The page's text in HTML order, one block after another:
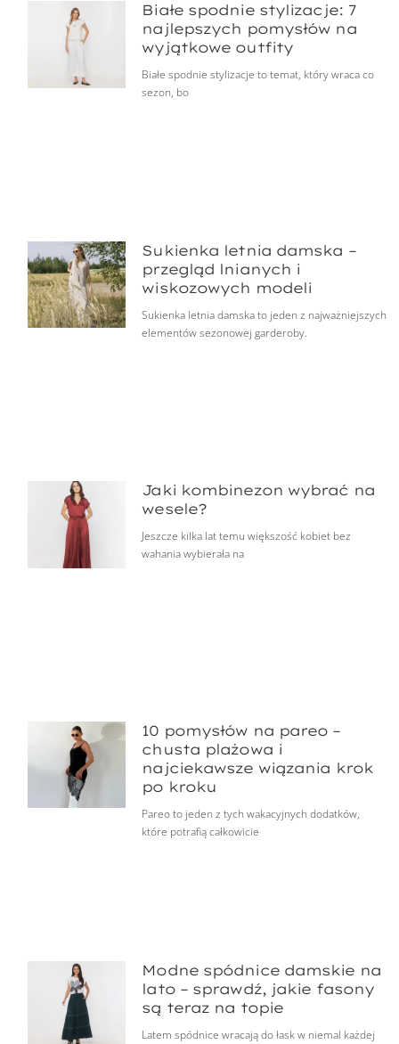
Białe spodnie stylizacje: 7
najlepszych pomysłów na
wyjątkowe outfity
Białe spodnie stylizacje to temat, który wraca co
sezon, bo
Sukienka letnia damska –
przegląd lnianych i
wiskozowych modeli
Sukienka letnia damska to jeden z najważniejszych
elementów sezonowej garderoby.
Jaki kombinezon wybrać na
wesele?
Jeszcze kilka lat temu większość kobiet bez
wahania wybierała na
10 pomysłów na pareo –
chusta plażowa i
najciekawsze wiązania krok
po kroku
Pareo to jeden z tych wakacyjnych dodatków,
które potrafią całkowicie
Modne spódnice damskie na
lato – sprawdź, jakie fasony
są teraz na topie
Latem spódnice wracają do łask w niemal każdej